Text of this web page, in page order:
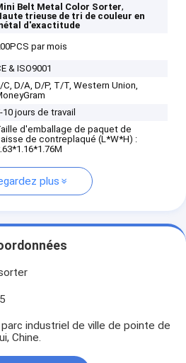
Belt Metal Color Sorter,
trieuse de tri de couleur en
d'exactitude
par mois
& ISO9001
C, D/A, D/P, T/T, Western Union,
10 jours de travail
d'emballage de paquet de
de contreplaqué (L*W*H) :
plus
industriel de ville de pointe de
Chine.